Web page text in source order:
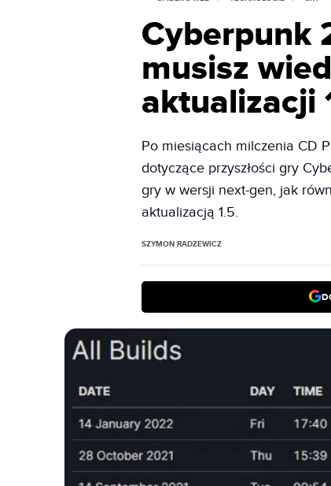
Cyberpunk
musisz
aktualizacji
Po miesiącach milczenia CD
dotyczące przyszłości gry
gry w wersji next-gen, jak
aktualizacją 1.5.
SZYMON RADZEWICZ